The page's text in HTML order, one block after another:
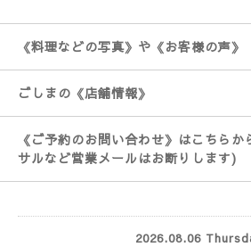
《料理などの写真》や《お客様の声》
ごしまの《店舗情報》
《ご予約のお問い合わせ》は
サルなど営業メールはお断りします)
2026.08.06